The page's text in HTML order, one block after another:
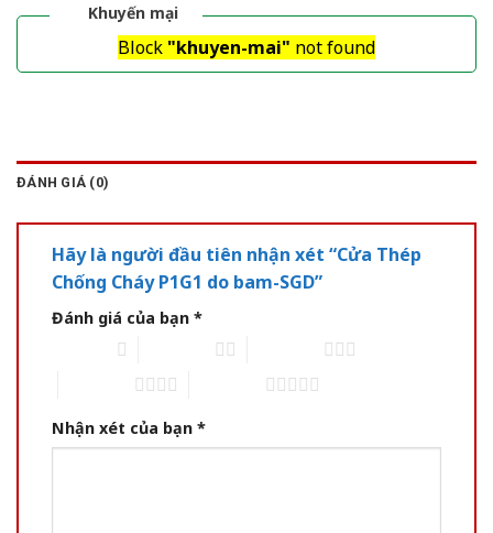
Khuyến mại
Block "khuyen-mai" not found
ĐÁNH GIÁ (0)
Hãy là người đầu tiên nhận xét “Cửa Thép
Chống Cháy P1G1 do bam-SGD”
Đánh giá của bạn *
Nhận xét của bạn *